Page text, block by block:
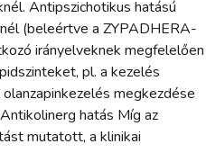
Antipszichotikus hatású
(beleértve a ZYPADHERA-
irányelveknek megfelelően
pl. a kezelés
megkezdése
hatás Míg az
mutatott, a klinikai